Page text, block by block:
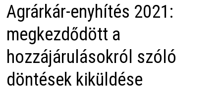
Agrárkár-enyhítés 2021:
megkezdődött a
hozzájárulásokról szóló
döntések kiküldése